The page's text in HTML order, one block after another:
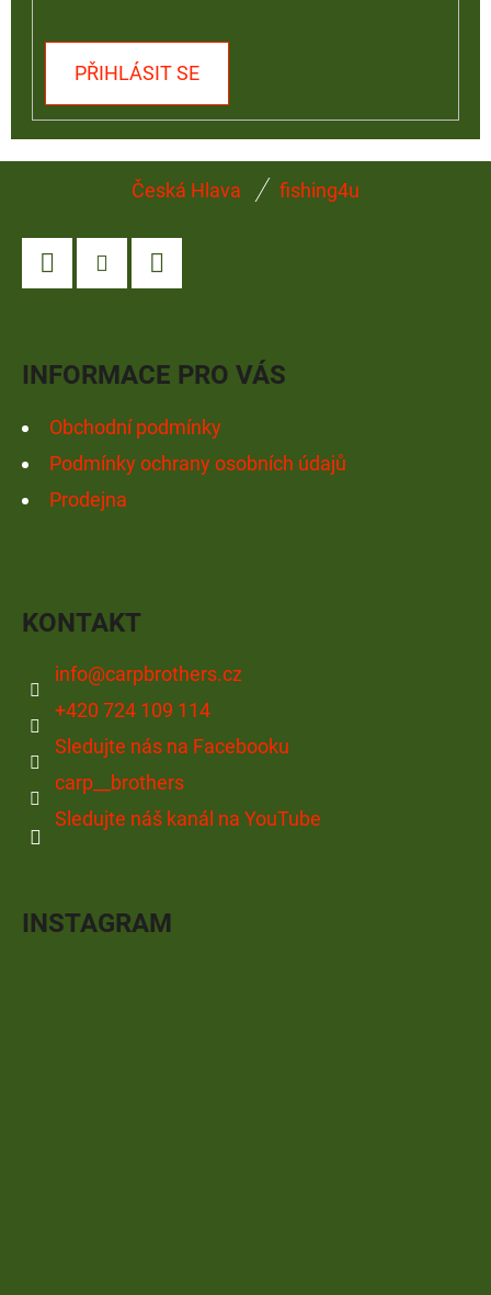
PŘIHLÁSIT SE
Česká Hlava fishing4u
INFORMACE PRO VÁS
Obchodní podmínky
Podmínky ochrany osobních údajů
Prodejna
KONTAKT
info@carpbrothers.cz
+420 724 109 114
Sledujte nás na Facebooku
carp__brothers
Sledujte náš kanál na YouTube
INSTAGRAM